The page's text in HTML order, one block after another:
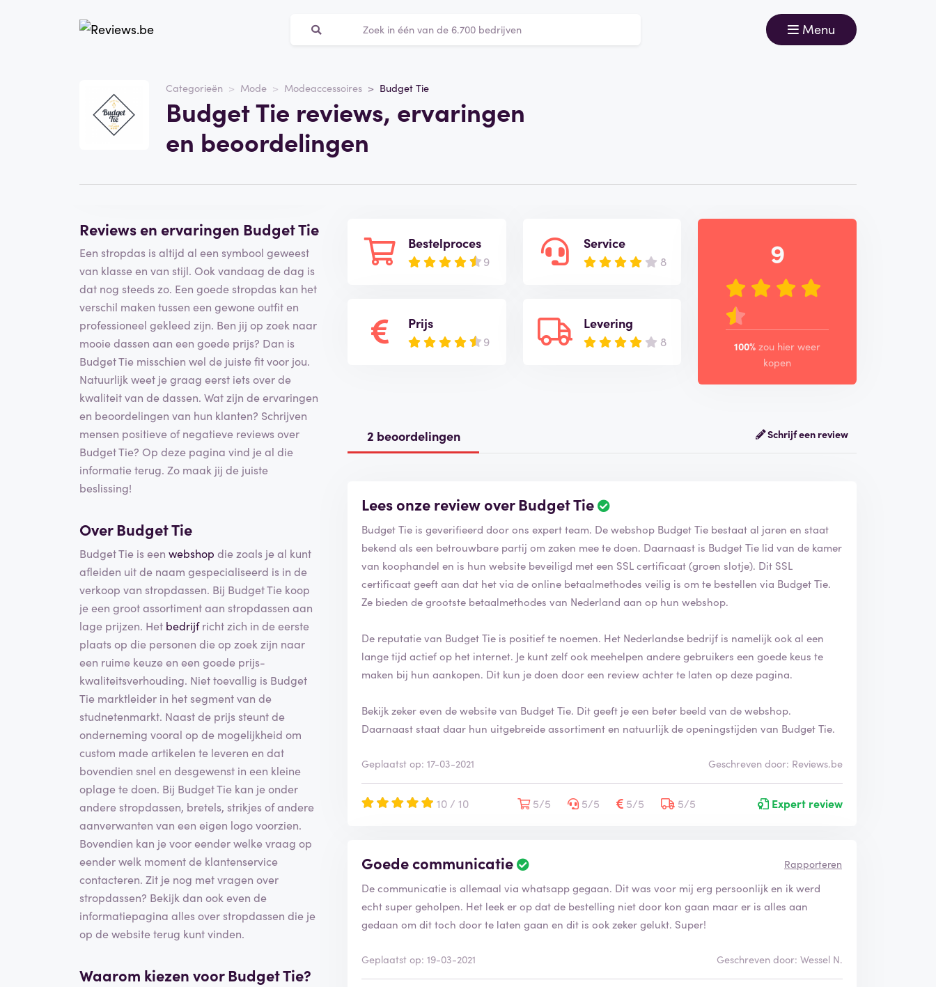
Menu
Categorieën Mode Modeaccessoires Budget Tie
Budget Tie reviews, ervaringen
en beoordelingen
Budget Tie
Categorie
Mode
Reviews en ervaringen Budget Tie
Een stropdas is altijd al een symbool geweest
van klasse en van stijl. Ook vandaag de dag is
dat nog steeds zo. Een goede stropdas kan het
verschil maken tussen een gewone outfit en
professioneel gekleed zijn. Ben jij op zoek naar
mooie dassen aan een goede prijs? Dan is
Budget Tie misschien wel de juiste fit voor jou.
Natuurlijk weet je graag eerst iets over de
kwaliteit van de dassen. Wat zijn de ervaringen
en beoordelingen van hun klanten? Schrijven
mensen positieve of negatieve reviews over
Budget Tie? Op deze pagina vind je al die
informatie terug. Zo maak jij de juiste
beslissing!
Over Budget Tie
Budget Tie is een webshop die zoals je al kunt
afleiden uit de naam gespecialiseerd is in de
verkoop van stropdassen. Bij Budget Tie koop
je een groot assortiment aan stropdassen aan
lage prijzen. Het bedrijfricht zich in de eerste
plaats op die personen die op zoek zijn naar
een ruime keuze en een goede prijs-
kwaliteitsverhouding. Niet toevallig is Budget
Tie marktleider in het segment van de
studnetenmarkt. Naast de prijs steunt de
onderneming vooral op de mogelijkheid om
custom made artikelen te leveren en dat
bovendien snel en desgewenst in een kleine
oplage te doen. Bij Budget Tie kan je onder
andere stropdassen, bretels, strikjes of andere
aanverwanten van een eigen logo voorzien.
Bovendien kan je voor eender welke vraag op
eender welk moment de klantenservice
contacteren. Zit je nog met vragen over
stropdassen? Bekijk dan ook even de
informatiepagina alles over stropdassen die je
op de website terug kunt vinden.
Waarom kiezen voor Budget Tie?
Bestelproces
9
Prijs
9
Service
8
Levering
8
9
100% zou hier weer
kopen
2 beoordelingen Schrijf een review
Lees onze review over Budget Tie
Budget Tie is geverifieerd door ons expert team. De webshop Budget Tie bestaat al jaren en staat
bekend als een betrouwbare partij om zaken mee te doen. Daarnaast is Budget Tie lid van de kamer
van koophandel en is hun website beveiligd met een SSL certificaat (groen slotje). Dit SSL
certificaat geeft aan dat het via de online betaalmethodes veilig is om te bestellen via Budget Tie.
Ze bieden de grootste betaalmethodes van Nederland aan op hun webshop.
De reputatie van Budget Tie is positief te noemen. Het Nederlandse bedrijf is namelijk ook al een
lange tijd actief op het internet. Je kunt zelf ook meehelpen andere gebruikers een goede keus te
maken bij hun aankopen. Dit kun je doen door een review achter te laten op deze pagina.
Bekijk zeker even de website van Budget Tie. Dit geeft je een beter beeld van de webshop.
Daarnaast staat daar hun uitgebreide assortiment en natuurlijk de openingstijden van Budget Tie.
Geplaatst op: 17-03-2021 Geschreven door: Reviews.be
10 / 10 5/5 5/5 5/5 5/5 Expert review
Goede communicatie Rapporteren
De communicatie is allemaal via whatsapp gegaan. Dit was voor mij erg persoonlijk en ik werd
echt super geholpen. Het leek er op dat de bestelling niet door kon gaan maar er is alles aan
gedaan om dit toch door te laten gaan en dit is ook zeker gelukt. Super!
Geplaatst op: 19-03-2021 Geschreven door: Wessel N.